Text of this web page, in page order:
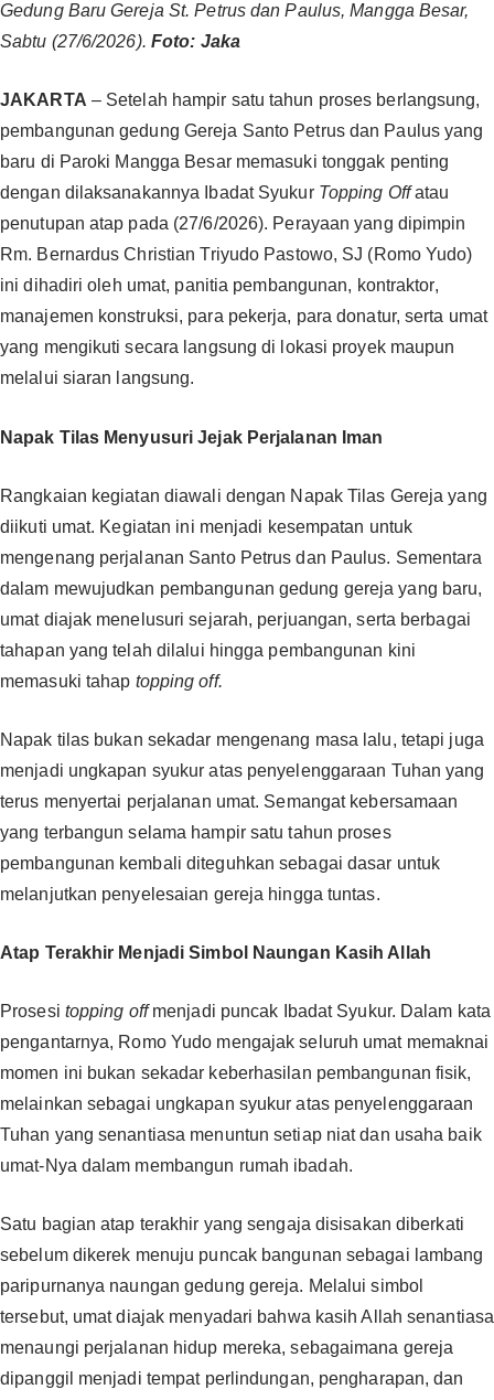
Gedung Baru Gereja St. Petrus dan Paulus, Mangga Besar,
Sabtu (27/6/2026). Foto: Jaka
JAKARTA – Setelah hampir satu tahun proses berlangsung,
pembangunan gedung Gereja Santo Petrus dan Paulus yang
baru di Paroki Mangga Besar memasuki tonggak penting
dengan dilaksanakannya Ibadat Syukur Topping Offatau
penutupan atap pada (27/6/2026). Perayaan yang dipimpin
Rm. Bernardus Christian Triyudo Pastowo, SJ (Romo Yudo)
ini dihadiri oleh umat, panitia pembangunan, kontraktor,
manajemen konstruksi, para pekerja, para donatur, serta umat
yang mengikuti secara langsung di lokasi proyek maupun
melalui siaran langsung.‎‎
Napak Tilas Menyusuri Jejak Perjalanan Iman‎‎
Rangkaian kegiatan diawali dengan Napak Tilas Gereja yang
diikuti umat. Kegiatan ini menjadi kesempatan untuk
mengenang perjalanan Santo Petrus dan Paulus. Sementara
dalam mewujudkan pembangunan gedung gereja yang baru,
umat diajak menelusuri sejarah, perjuangan, serta berbagai
tahapan yang telah dilalui hingga pembangunan kini
memasuki tahap topping off.
‎‎Napak tilas bukan sekadar mengenang masa lalu, tetapi juga
menjadi ungkapan syukur atas penyelenggaraan Tuhan yang
terus menyertai perjalanan umat. Semangat kebersamaan
yang terbangun selama hampir satu tahun proses
pembangunan kembali diteguhkan sebagai dasar untuk
melanjutkan penyelesaian gereja hingga tuntas.‎‎
Atap Terakhir Menjadi Simbol Naungan Kasih Allah‎‎
Prosesi topping offmenjadi puncak Ibadat Syukur. Dalam kata
pengantarnya, Romo Yudo mengajak seluruh umat memaknai
momen ini bukan sekadar keberhasilan pembangunan fisik,
melainkan sebagai ungkapan syukur atas penyelenggaraan
Tuhan yang senantiasa menuntun setiap niat dan usaha baik
umat-Nya dalam membangun rumah ibadah.‎‎
Satu bagian atap terakhir yang sengaja disisakan diberkati
sebelum dikerek menuju puncak bangunan sebagai lambang
paripurnanya naungan gedung gereja. Melalui simbol
tersebut, umat diajak menyadari bahwa kasih Allah senantiasa
menaungi perjalanan hidup mereka, sebagaimana gereja
dipanggil menjadi tempat perlindungan, pengharapan, dan